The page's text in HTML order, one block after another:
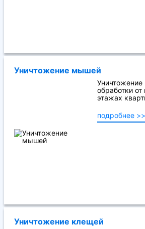
Уничтожение мышей
обработки
этажах
подробнее >>
Уничтожение клещей